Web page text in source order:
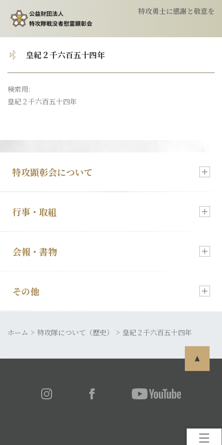
特攻勇士に感謝と敬意を
トップ
顕彰会について
特攻隊について
特攻像の奉納
皇紀２千六百五十四年
検索用:
皇紀２千六百五十四年
特攻顕彰会について
新着情報
顕彰会について
入会・各種お申込
行事・取組
慰霊祭のご案内
特攻像の奉納
会報・書物
会報「特攻」
発行書籍
その他
皆さまの声
ホーム 特攻隊について（歴史） 皇紀２千六百五十四年